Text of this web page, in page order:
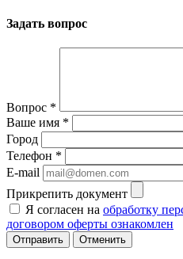
Задать вопрос
Вопрос *
Ваше имя *
Город
Телефон *
E-mail
Прикрепить документ
Я согласен на обработку
договором оферты ознакомлен
Отменить